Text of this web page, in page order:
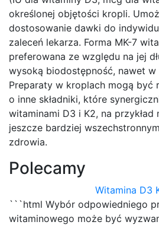
określonej objętości kropli.
dostosowanie dawki do
zaleceń lekarza. Forma MK-7
preferowana ze względu na jej
wysoką biodostępność, nawet w
Preparaty w kroplach mogą być
o inne składniki, które
witaminami D3 i K2, na
jeszcze bardziej
zdrowia.
Polecamy
Witamina D3
```html Wybór odpowiedniego
witaminowego może być